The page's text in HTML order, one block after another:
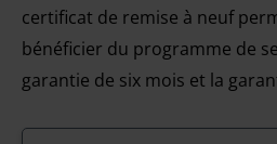
certificat de remise à neuf
bénéficier du programme de
garantie de six mois et la